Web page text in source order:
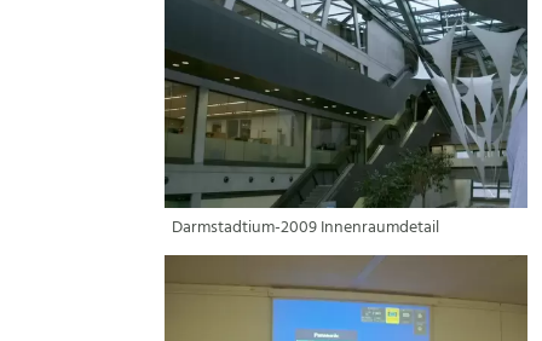
Darmstadtium-2009 Innenraumdetail